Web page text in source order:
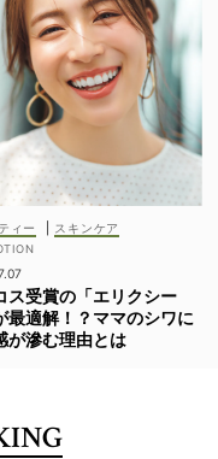
ィー スキンケア
ス受賞の「エリクシー
最適解！？ママのシワに
が滲む理由とは